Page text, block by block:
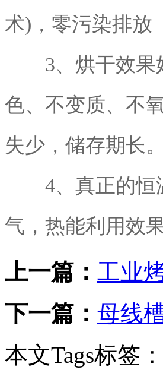
术)，零污染排放
3、烘干效果好
色、不变质、不
失少，储存期长。
4、真正的恒温
气，热能利用效果
上一篇： 工业
下一篇： 母线
本文Tags标签：